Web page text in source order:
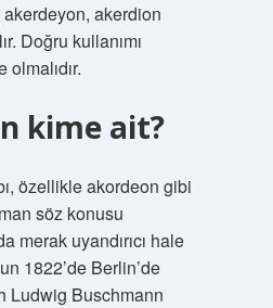
akerdeyon, akerdion
Doğru kullanımı
kime ait?
özellikle akordeon gibi
söz konusu
merak uyandırıcı hale
1822’de Berlin’de
Ludwig Buschmann